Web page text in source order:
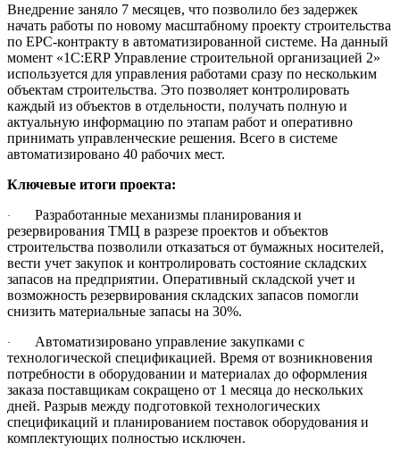
Внедрение заняло 7 месяцев, что позволило без задержек
начать работы по новому масштабному проекту строительства
по EPC-контракту в автоматизированной системе. На данный
момент «1С:ERP Управление строительной организацией 2»
используется для управления работами сразу по нескольким
объектам строительства. Это позволяет контролировать
каждый из объектов в отдельности, получать полную и
актуальную информацию по этапам работ и оперативно
принимать управленческие решения. Всего в системе
автоматизировано 40 рабочих мест.
Ключевые итоги проекта:
· Разработанные механизмы планирования и
резервирования ТМЦ в разрезе проектов и объектов
строительства позволили отказаться от бумажных носителей,
вести учет закупок и контролировать состояние складских
запасов на предприятии. Оперативный складской учет и
возможность резервирования складских запасов помогли
снизить материальные запасы на 30%.
· Автоматизировано управление закупками с
технологической спецификацией. Время от возникновения
потребности в оборудовании и материалах до оформления
заказа поставщикам сокращено от 1 месяца до нескольких
дней. Разрыв между подготовкой технологических
спецификаций и планированием поставок оборудования и
комплектующих полностью исключен.